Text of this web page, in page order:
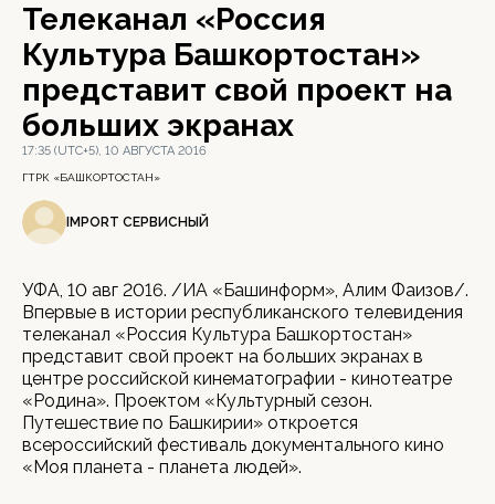
Телеканал «Россия
Культура Башкортостан»
представит свой проект на
больших экранах
17:35 (UTC+5), 10 АВГУСТА 2016
ГТРК «БАШКОРТОСТАН»
IMPORT СЕРВИСНЫЙ
УФА, 10 авг 2016. /ИА «Башинформ», Алим Фаизов/.
Впервые в истории республиканского телевидения
телеканал «Россия Культура Башкортостан»
представит свой проект на больших экранах в
центре российской кинематографии - кинотеатре
«Родина». Проектом «Культурный сезон.
Путешествие по Башкирии» откроется
всероссийский фестиваль документального кино
«Моя планета - планета людей».